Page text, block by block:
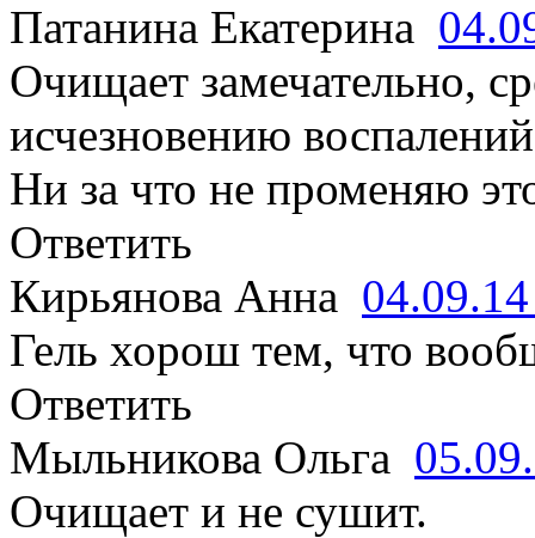
Патанина Екатерина
Очищает замечательно,
исчезновению
Ни за что не променяю
Ответить
Кирьянова Анна
Гель хорош тем, что
Ответить
Мыльникова Ольга
Очищает и не сушит.